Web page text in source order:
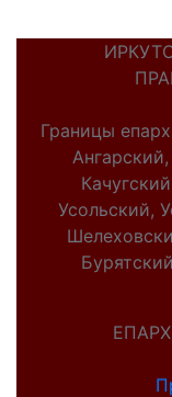
Границы
Усольский,